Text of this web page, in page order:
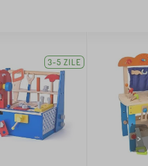
3-5 ZILE
>